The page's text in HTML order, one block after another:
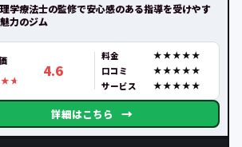
学療法士の監修で安心感のある指導を受けやす
力のジム
4.6
料金
口コミ
サービス
詳細はこちら →